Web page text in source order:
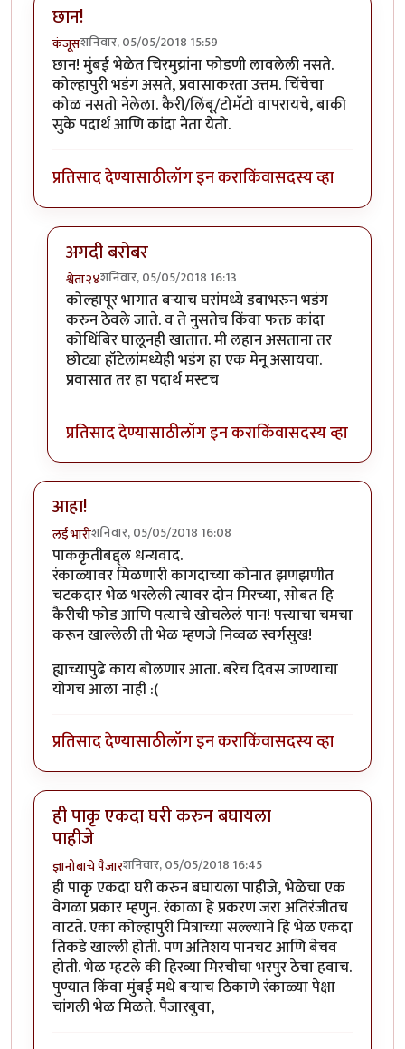
छान!
कंजूसशनिवार, 05/05/2018 15:59
छान! मुंबई भेळेत चिरमुय्रांना फोडणी लावलेली नसते.
कोल्हापुरी भडंग असते, प्रवासाकरता उत्तम. चिंचेचा
कोळ नसतो नेलेला. कैरी/लिंबू/टोमॅटो वापरायचे, बाकी
सुके पदार्थ आणि कांदा नेता येतो.
प्रतिसाद देण्यासाठीलॉग इन कराकिंवासदस्य व्हा
अगदी बरोबर
श्वेता२४शनिवार, 05/05/2018 16:13
In reply toछान!byकंजूस
कोल्हापूर भागात बऱ्याच घरांमध्ये डबाभरुन भडंग
करुन ठेवले जाते. व ते नुसतेच किंवा फक्त कांदा
कोथिंबिर घालूनही खातात. मी लहान असताना तर
छोट्या हॉटेलांमध्येही भडंग हा एक मेनू असायचा.
प्रवासात तर हा पदार्थ मस्टच
प्रतिसाद देण्यासाठीलॉग इन कराकिंवासदस्य व्हा
आहा!
लई भारीशनिवार, 05/05/2018 16:08
पाककृतीबद्द्ल धन्यवाद.
रंकाळ्यावर मिळणारी कागदाच्या कोनात झणझणीत
चटकदार भेळ भरलेली त्यावर दोन मिरच्या, सोबत हि
कैरीची फोड आणि पत्याचे खोचलेलं पान! पत्त्याचा चमचा
करून खाल्लेली ती भेळ म्हणजे निव्वळ स्वर्गसुख!
ह्याच्यापुढे काय बोलणार आता. बरेच दिवस जाण्याचा
योगच आला नाही :(
प्रतिसाद देण्यासाठीलॉग इन कराकिंवासदस्य व्हा
ही पाकृ एकदा घरी करुन बघायला
पाहीजे
ज्ञानोबाचे पैजारशनिवार, 05/05/2018 16:45
ही पाकृ एकदा घरी करुन बघायला पाहीजे, भेळेचा एक
वेगळा प्रकार म्हणुन. रंकाळा हे प्रकरण जरा अतिरंजीतच
वाटते. एका कोल्हापुरी मित्राच्या सल्ल्याने हि भेळ एकदा
तिकडे खाल्ली होती. पण अतिशय पानचट आणि बेचव
होती. भेळ म्हटले की हिरव्या मिरचीचा भरपुर ठेचा हवाच.
पुण्यात किंवा मुंबई मधे बर्‍याच ठिकाणे रंकाळ्या पेक्षा
चांगली भेळ मिळते. पैजारबुवा,